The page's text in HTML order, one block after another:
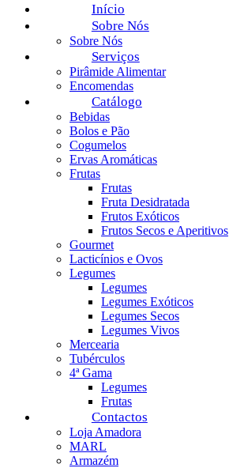
Início
Sobre Nós
Sobre Nós
Serviços
Pirâmide Alimentar
Encomendas
Catálogo
Bebidas
Bolos e Pão
Cogumelos
Ervas Aromáticas
Frutas
Frutas
Fruta Desidratada
Frutos Exóticos
Frutos Secos e Aperitivos
Gourmet
Lacticínios e Ovos
Legumes
Legumes
Legumes Exóticos
Legumes Secos
Legumes Vivos
Mercearia
Tubérculos
4ª Gama
Legumes
Frutas
Contactos
Loja Amadora
MARL
Armazém